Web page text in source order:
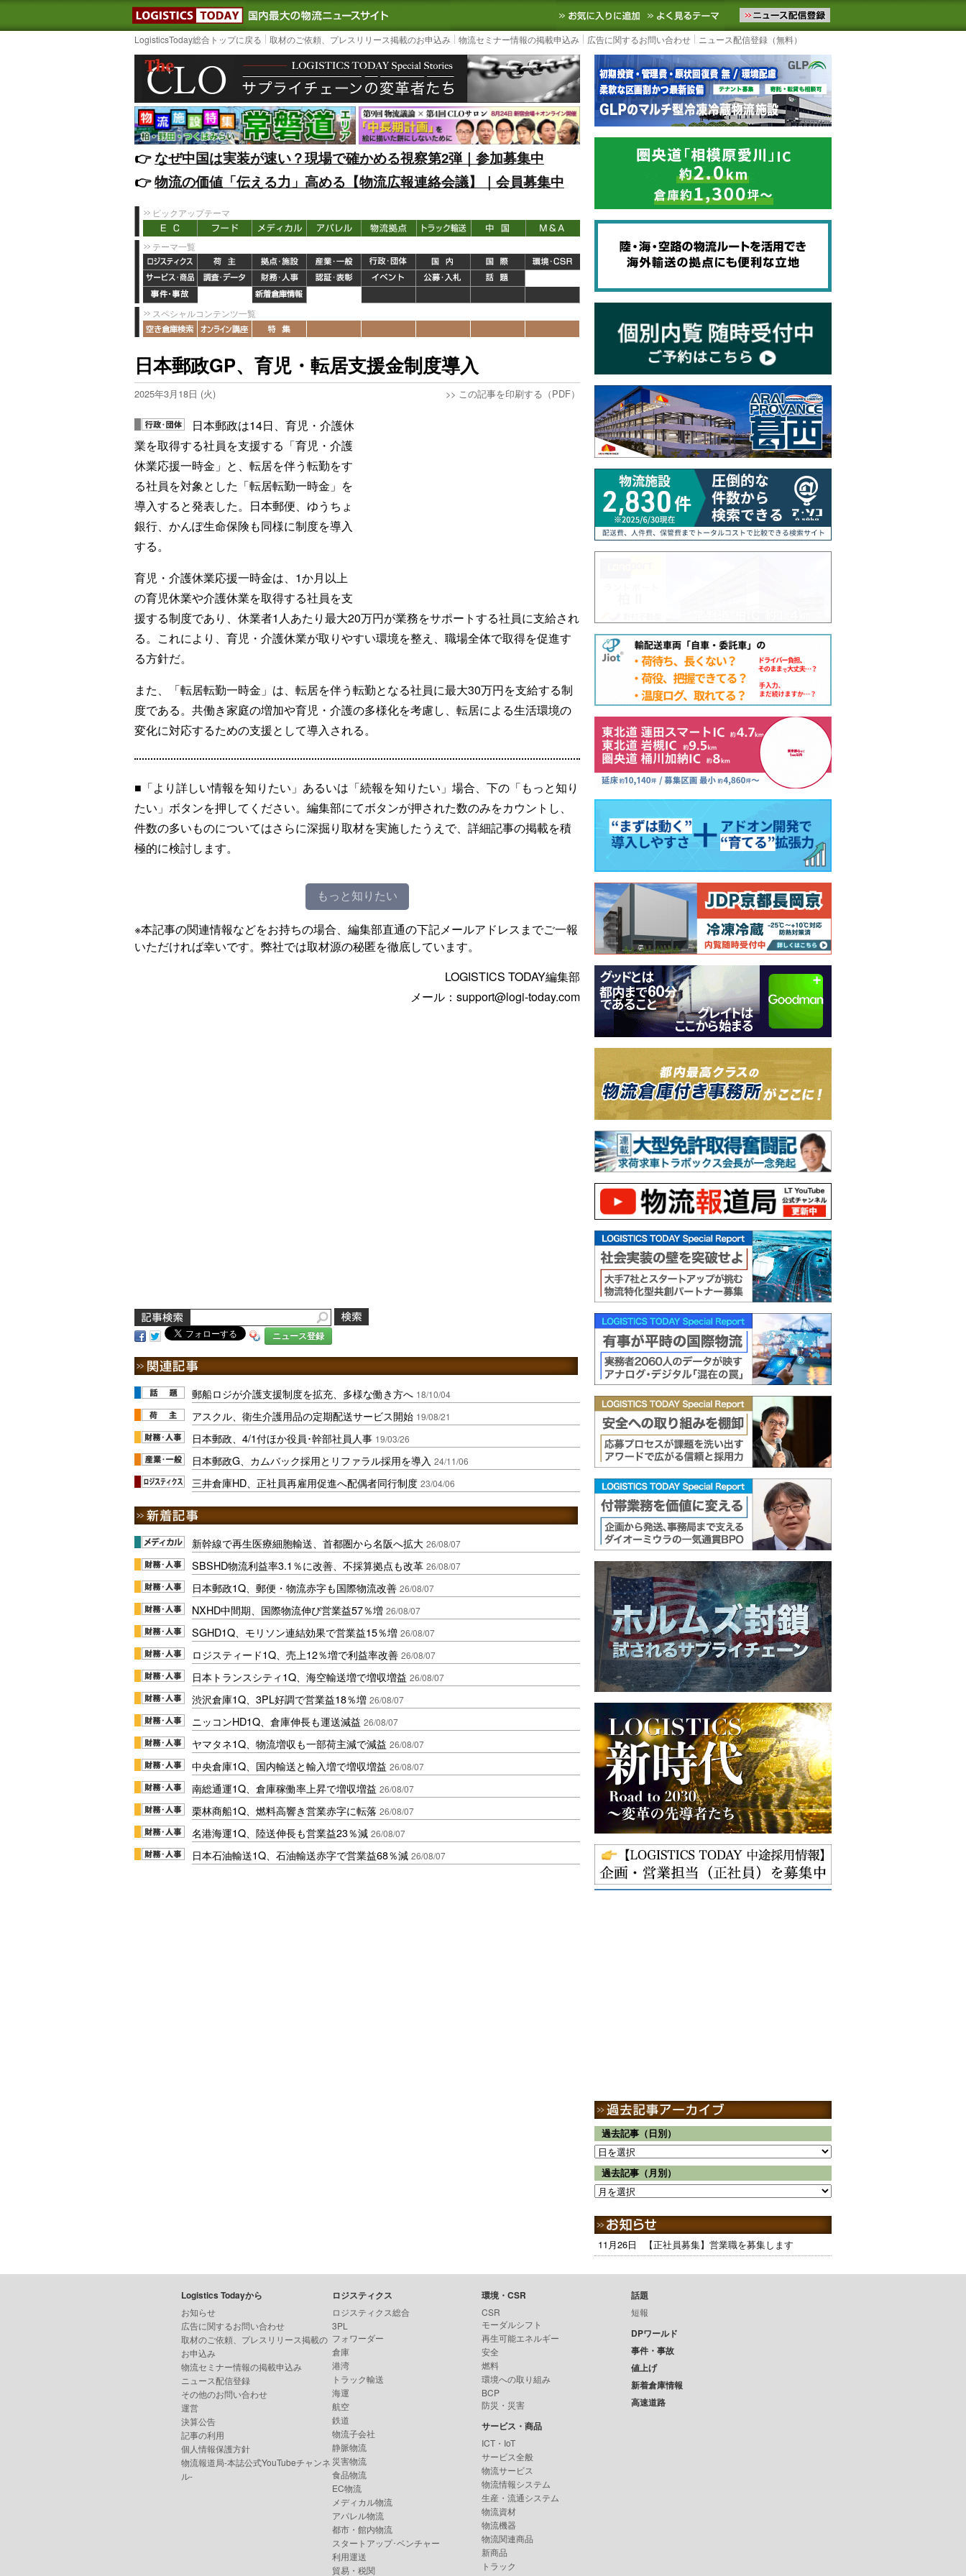
LOGISTICS TODAY｜国内最大の物流ニュースサイト3PL, SCMなど国内外の最新の物流ニュースをお届けします。物流ニュースメール配信を登録す
お気に入りに追加 よく見るテーマ
LogisticsToday総合トップに戻る 取材のご依頼、プレスリリース掲載のお申込み 物流セミナー情報の掲載申込み 広告に関するお問い合わせ ニュース配信登録（無料）
👉️なぜ中国は実装が速い？現場で確かめる視察第2弾｜参加募集中
👉️物流の価値「伝える力」高める【物流広報連絡会議】｜会員募集中
ピックアップテーマ
テーマ一覧
スペシャルコンテンツ一覧
日本郵政GP、育児・転居支援金制度導入
2025年3月18日 (火) >> この記事を印刷する（PDF）
日本郵政は14日、育児・介護休
業を取得する社員を支援する「育児・介護
休業応援一時金」と、転居を伴う転勤をす
る社員を対象とした「転居転勤一時金」を
導入すると発表した。日本郵便、ゆうちょ
銀行、かんぽ生命保険も同様に制度を導入
する。
育児・介護休業応援一時金は、1か月以上
の育児休業や介護休業を取得する社員を支
援する制度であり、休業者1人あたり最大20万円が業務をサポートする社員に支給され
る。これにより、育児・介護休業が取りやすい環境を整え、職場全体で取得を促進す
る方針だ。
また、「転居転勤一時金」は、転居を伴う転勤となる社員に最大30万円を支給する制
度である。共働き家庭の増加や育児・介護の多様化を考慮し、転居による生活環境の
変化に対応するための支援として導入される。
■「より詳しい情報を知りたい」あるいは「続報を知りたい」場合、下の「もっと知り
たい」ボタンを押してください。編集部にてボタンが押された数のみをカウントし、
件数の多いものについてはさらに深掘り取材を実施したうえで、詳細記事の掲載を積
極的に検討します。
もっと知りたい
※本記事の関連情報などをお持ちの場合、編集部直通の下記メールアドレスまでご一報
いただければ幸いです。弊社では取材源の秘匿を徹底しています。
LOGISTICS TODAY編集部
メール：support@logi-today.com
ニュース登録
郵船ロジが介護支援制度を拡充、多様な働き方へ 18/10/04
アスクル、衛生介護用品の定期配送サービス開始 19/08/21
日本郵政、4/1付ほか役員･幹部社員人事 19/03/26
日本郵政G、カムバック採用とリファラル採用を導入 24/11/06
三井倉庫HD、正社員再雇用促進へ配偶者同行制度 23/04/06
新幹線で再生医療細胞輸送、首都圏から名阪へ拡大 26/08/07
SBSHD物流利益率3.1％に改善、不採算拠点も改革 26/08/07
日本郵政1Q、郵便・物流赤字も国際物流改善 26/08/07
NXHD中間期、国際物流伸び営業益57％増 26/08/07
SGHD1Q、モリソン連結効果で営業益15％増 26/08/07
ロジスティード1Q、売上12％増で利益率改善 26/08/07
日本トランスシティ1Q、海空輸送増で増収増益 26/08/07
渋沢倉庫1Q、3PL好調で営業益18％増 26/08/07
ニッコンHD1Q、倉庫伸長も運送減益 26/08/07
ヤマタネ1Q、物流増収も一部荷主減で減益 26/08/07
中央倉庫1Q、国内輸送と輸入増で増収増益 26/08/07
南総通運1Q、倉庫稼働率上昇で増収増益 26/08/07
栗林商船1Q、燃料高響き営業赤字に転落 26/08/07
名港海運1Q、陸送伸長も営業益23％減 26/08/07
日本石油輸送1Q、石油輸送赤字で営業益68％減 26/08/07
過去記事（日別）
過去記事（月別）
11月26日 【正社員募集】営業職を募集します
Logistics Todayから
お知らせ
広告に関するお問い合わせ
取材のご依頼、プレスリリース掲載の
お申込み
物流セミナー情報の掲載申込み
ニュース配信登録
その他のお問い合わせ
運営
決算公告
記事の利用
個人情報保護方針
物流報道局-本誌公式YouTubeチャンネ
ル-
ロジスティクス
ロジスティクス総合
3PL
フォワーダー
倉庫
港湾
トラック輸送
海運
航空
鉄道
物流子会社
静脈物流
災害物流
食品物流
EC物流
メディカル物流
アパレル物流
都市・館内物流
スタートアップ･ベンチャー
利用運送
貿易・税関
環境・CSR
CSR
モーダルシフト
再生可能エネルギー
安全
燃料
環境への取り組み
BCP
防災・災害
サービス・商品
ICT・IoT
サービス全般
物流サービス
物流情報システム
生産・流通システム
物流資材
物流機器
物流関連商品
新商品
トラック
話題
短報
DPワールド
事件・事故
値上げ
新着倉庫情報
高速道路